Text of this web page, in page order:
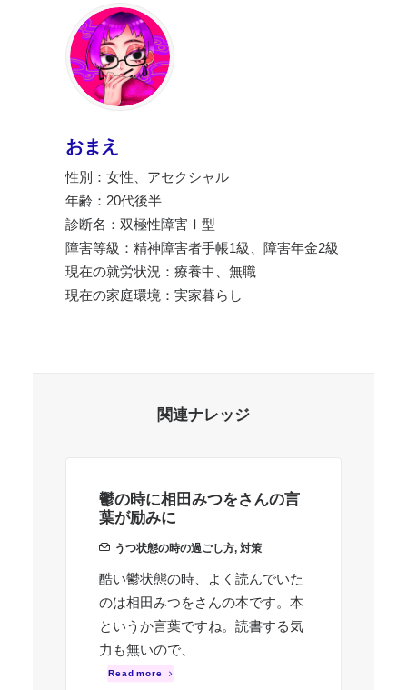
おまえ
性別：女性、アセクシャル
年齢：20代後半
診断名：双極性障害Ⅰ型
障害等級：精神障害者手帳1級、障害年金2級
現在の就労状況：療養中、無職
現在の家庭環境：実家暮らし
関連ナレッジ
鬱の時に相田みつをさんの言
葉が励みに
うつ状態の時の過ごし方, 対策
酷い鬱状態の時、よく読んでいた
のは相田みつをさんの本です。本
というか言葉ですね。読書する気
力も無いので、
Read more